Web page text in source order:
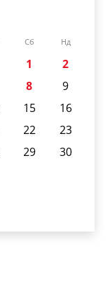
Сб Нд
1
2
8
9
15
16
22
23
29
30